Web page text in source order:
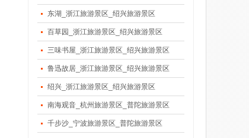
东湖_浙江旅游景区_绍兴旅游景区
百草园_浙江旅游景区_绍兴旅游景区
三味书屋_浙江旅游景区_绍兴旅游景区
鲁迅故居_浙江旅游景区_绍兴旅游景区
绍兴_浙江旅游景区_绍兴旅游景区
南海观音_杭州旅游景区_普陀旅游景区
千步沙_宁波旅游景区_普陀旅游景区